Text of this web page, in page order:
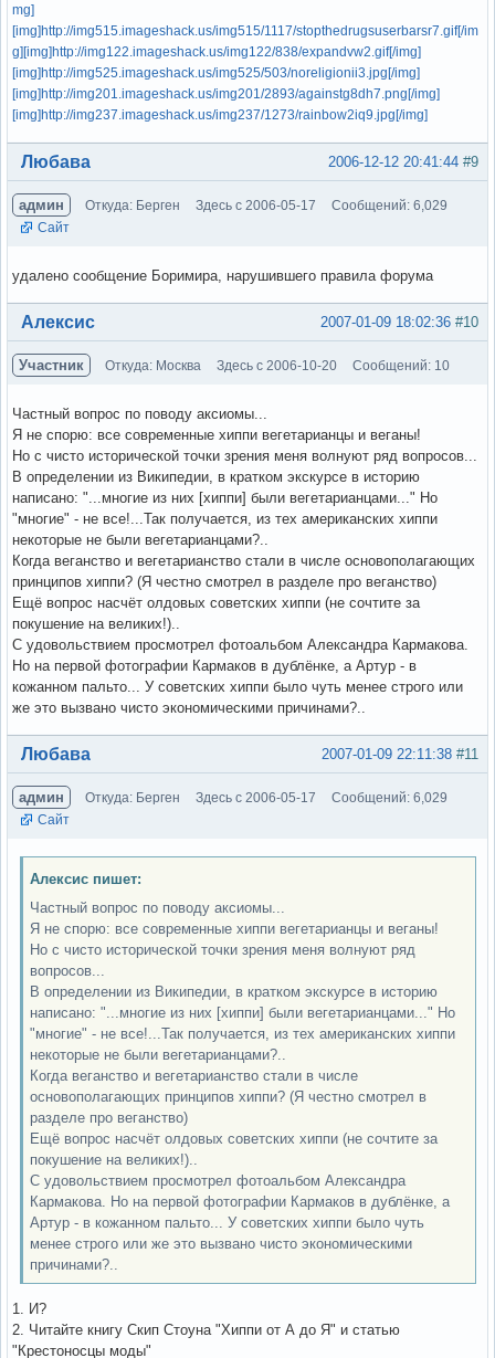
mg]
[img]http://img515.imageshack.us/img515/1117/stopthedrugsuserbarsr7.gif[/im
g][img]http://img122.imageshack.us/img122/838/expandvw2.gif[/img]
[img]http://img525.imageshack.us/img525/503/noreligionii3.jpg[/img]
[img]http://img201.imageshack.us/img201/2893/againstg8dh7.png[/img]
[img]http://img237.imageshack.us/img237/1273/rainbow2iq9.jpg[/img]
Вне форума #9
2006-12-12 20:41:44
Любава
админ Откуда: Берген Здесь с 2006-05-17
Сообщений: 6,029
Сайт
удалено сообщение Боримира, нарушившего правила форума
Вне форума #10
2007-01-09 18:02:36
Алексис
Участник Откуда: Москва Здесь с 2006-10-20 Сообщений: 10
Частный вопрос по поводу аксиомы...
Я не спорю: все современные хиппи вегетарианцы и веганы!
Но с чисто исторической точки зрения меня волнуют ряд вопросов...
В определении из Википедии, в кратком экскурсе в историю
написано: "...многие из них [хиппи] были вегетарианцами..." Но
"многие" - не все!...Так получается, из тех американских хиппи
некоторые не были вегетарианцами?..
Когда веганство и вегетарианство стали в числе основополагающих
принципов хиппи? (Я честно смотрел в разделе про веганство)
Ещё вопрос насчёт олдовых советских хиппи (не сочтите за
покушение на великих!)..
С удовольствием просмотрел фотоальбом Александра Кармакова.
Но на первой фотографии Кармаков в дублёнке, а Артур - в
кожанном пальто... У советских хиппи было чуть менее строго или
же это вызвано чисто экономическими причинами?..
Вне форума #11
2007-01-09 22:11:38
Любава
админ Откуда: Берген Здесь с 2006-05-17
Сообщений: 6,029
Сайт
Алексис пишет:
Частный вопрос по поводу аксиомы...
Я не спорю: все современные хиппи вегетарианцы и веганы!
Но с чисто исторической точки зрения меня волнуют ряд
вопросов...
В определении из Википедии, в кратком экскурсе в историю
написано: "...многие из них [хиппи] были вегетарианцами..." Но
"многие" - не все!...Так получается, из тех американских хиппи
некоторые не были вегетарианцами?..
Когда веганство и вегетарианство стали в числе
основополагающих принципов хиппи? (Я честно смотрел в
разделе про веганство)
Ещё вопрос насчёт олдовых советских хиппи (не сочтите за
покушение на великих!)..
С удовольствием просмотрел фотоальбом Александра
Кармакова. Но на первой фотографии Кармаков в дублёнке, а
Артур - в кожанном пальто... У советских хиппи было чуть
менее строго или же это вызвано чисто экономическими
причинами?..
1. И?
2. Читайте книгу Скип Стоуна "Хиппи от А до Я" и статью
"Крестоносцы моды"